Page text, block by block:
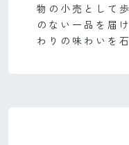
物の小売として
のない一品を届
わりの味わいを